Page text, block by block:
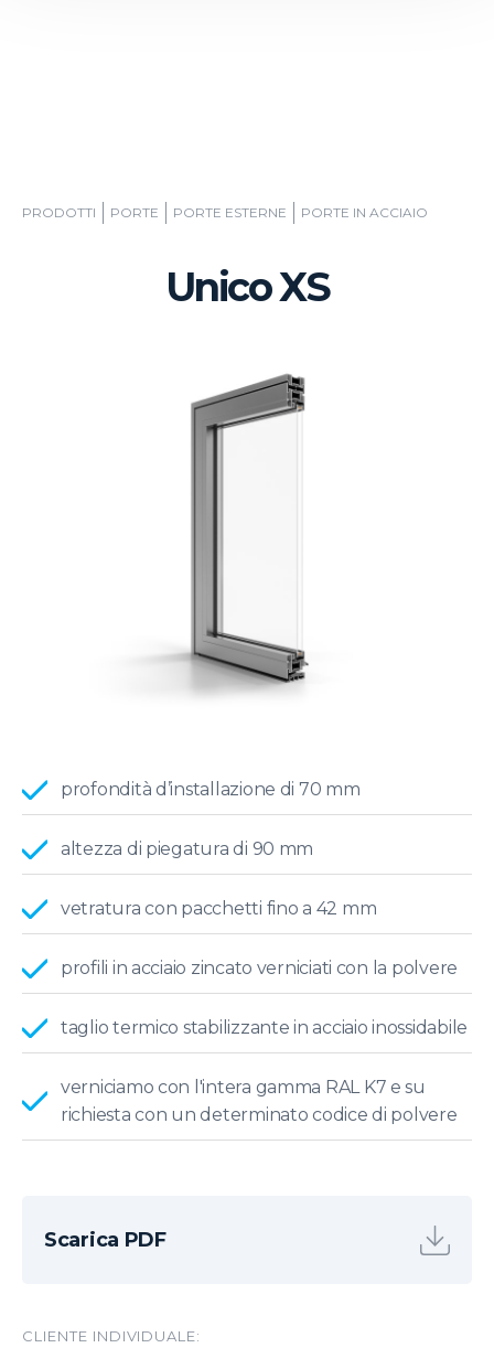
PRODOTTI PORTE PORTE ESTERNE PORTE IN ACCIAIO
Unico XS
profondità d’installazione di 70 mm
altezza di piegatura di 90 mm
vetratura con pacchetti fino a 42 mm
profili in acciaio zincato verniciati con la polvere
taglio termico stabilizzante in acciaio inossidabile
verniciamo con l'intera gamma RAL K7 e su
richiesta con un determinato codice di polvere
Scarica PDF
CLIENTE INDIVIDUALE: